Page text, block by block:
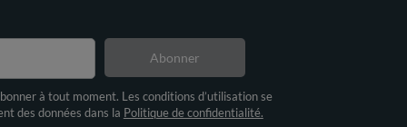
à tout moment. Les conditions d’utilisation se
des données dans la Politique de confidentialité.
Abonner